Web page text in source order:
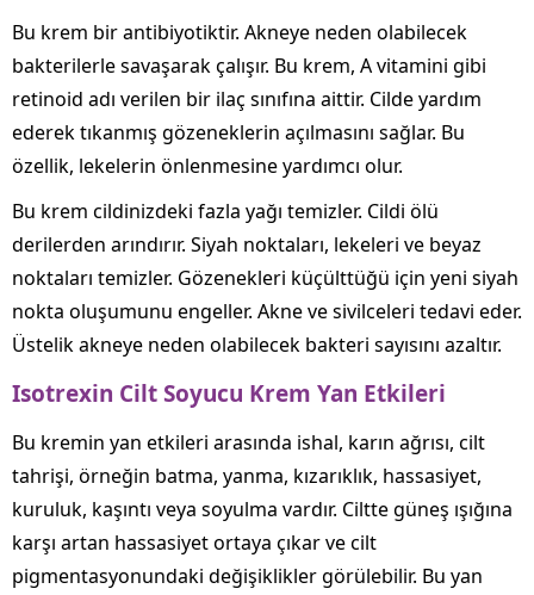
Bu krem bir antibiyotiktir. Akneye neden olabilecek
bakterilerle savaşarak çalışır. Bu krem, A vitamini gibi
retinoid adı verilen bir ilaç sınıfına aittir. Cilde yardım
ederek tıkanmış gözeneklerin açılmasını sağlar. Bu
özellik, lekelerin önlenmesine yardımcı olur.
Bu krem cildinizdeki fazla yağı temizler. Cildi ölü
derilerden arındırır. Siyah noktaları, lekeleri ve beyaz
noktaları temizler. Gözenekleri küçülttüğü için yeni siyah
nokta oluşumunu engeller. Akne ve sivilceleri tedavi eder.
Üstelik akneye neden olabilecek bakteri sayısını azaltır.
Isotrexin Cilt Soyucu Krem Yan Etkileri
Bu kremin yan etkileri arasında ishal, karın ağrısı, cilt
tahrişi, örneğin batma, yanma, kızarıklık, hassasiyet,
kuruluk, kaşıntı veya soyulma vardır. Ciltte güneş ışığına
karşı artan hassasiyet ortaya çıkar ve cilt
pigmentasyonundaki değişiklikler görülebilir. Bu yan